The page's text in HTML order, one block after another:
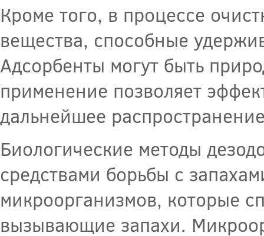
Кроме того, в процессе
вещества, способные
Адсорбенты могут быть
применение позволяет
дальнейшее
Биологические методы
средствами борьбы с
микроорганизмов, которые
вызывающие запахи.